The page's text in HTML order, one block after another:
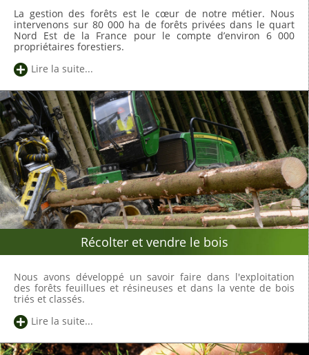
La gestion des forêts est le cœur de notre métier. Nous
intervenons sur 80 000 ha de forêts privées dans le quart
Nord Est de la France pour le compte d’environ 6 000
propriétaires forestiers.
Lire la suite...
Récolter et vendre le bois
Nous avons développé un savoir faire dans l'exploitation
des forêts feuillues et résineuses et dans la vente de bois
triés et classés.
Lire la suite...